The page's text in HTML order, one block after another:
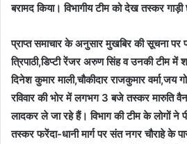
बरामद किया। विभागीय टीम को देख तस्कर
प्राप्त समाचार के अनुसार मुखबिर की सूचना
त्रिपाठी,डिप्टी रेंजर अरुण सिंह व उनकी टीम में
दिनेश कुमार माली,चौकीदार राजकुमार वर्मा,जय
रविवार की भोर में लगभग 3 बजे तस्कर मारुति
लादकर ले जा रहे हैं। विभाग की टीम के लोगों ने
तस्कर‌ फरेंदा-धानी मार्ग पर संत नगर चौराहे के